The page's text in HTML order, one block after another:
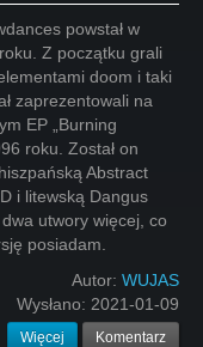
powstał w
Z początku grali
doom i taki
zaprezentowali na
EP „Burning
roku. Został on
Abstract
i litewską Dangus
utwory więcej, co
posiadam.
Autor: WUJAS
Wysłano: 2021-01-09
Więcej Komentarz